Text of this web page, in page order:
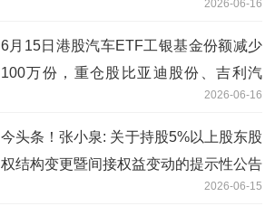
2026-06-16
6月15日港股汽车ETF工银基金份额减少
100万份，重仓股比亚迪股份、吉利汽
2026-06-16
今头条！张小泉: 关于持股5%以上股东股
权结构变更暨间接权益变动的提示性公告
2026-06-15